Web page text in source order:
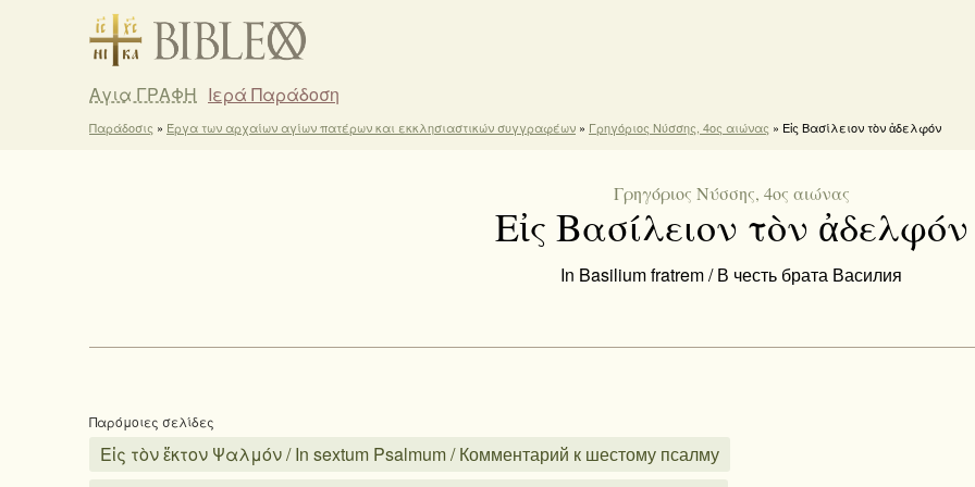
Αγια ΓΡΑΦΗ Ιερά Παράδοση
Παράδοσις » Έργα των αρχαίων αγίων πατέρων και εκκλησιαστικών συγγραφέων » Γρηγόριος Νύσσης, 4ος αιώνας » Εἰς Βασίλειον τὸν ἀδελφόν
Γρηγόριος Νύσσης, 4ος αιώνας
Εἰς Βασίλειον τὸν ἀδελφόν
In Basilium fratrem / В честь брата Василия
Παρόμοιες σελίδες
Εἰς τὸν ἕκτον Ψαλμόν / In sextum Psalmum / Комментарий к шестому псалму